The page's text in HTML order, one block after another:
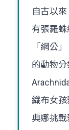
自古以
有張羅
「網公
的動物
織布女
典娜挑